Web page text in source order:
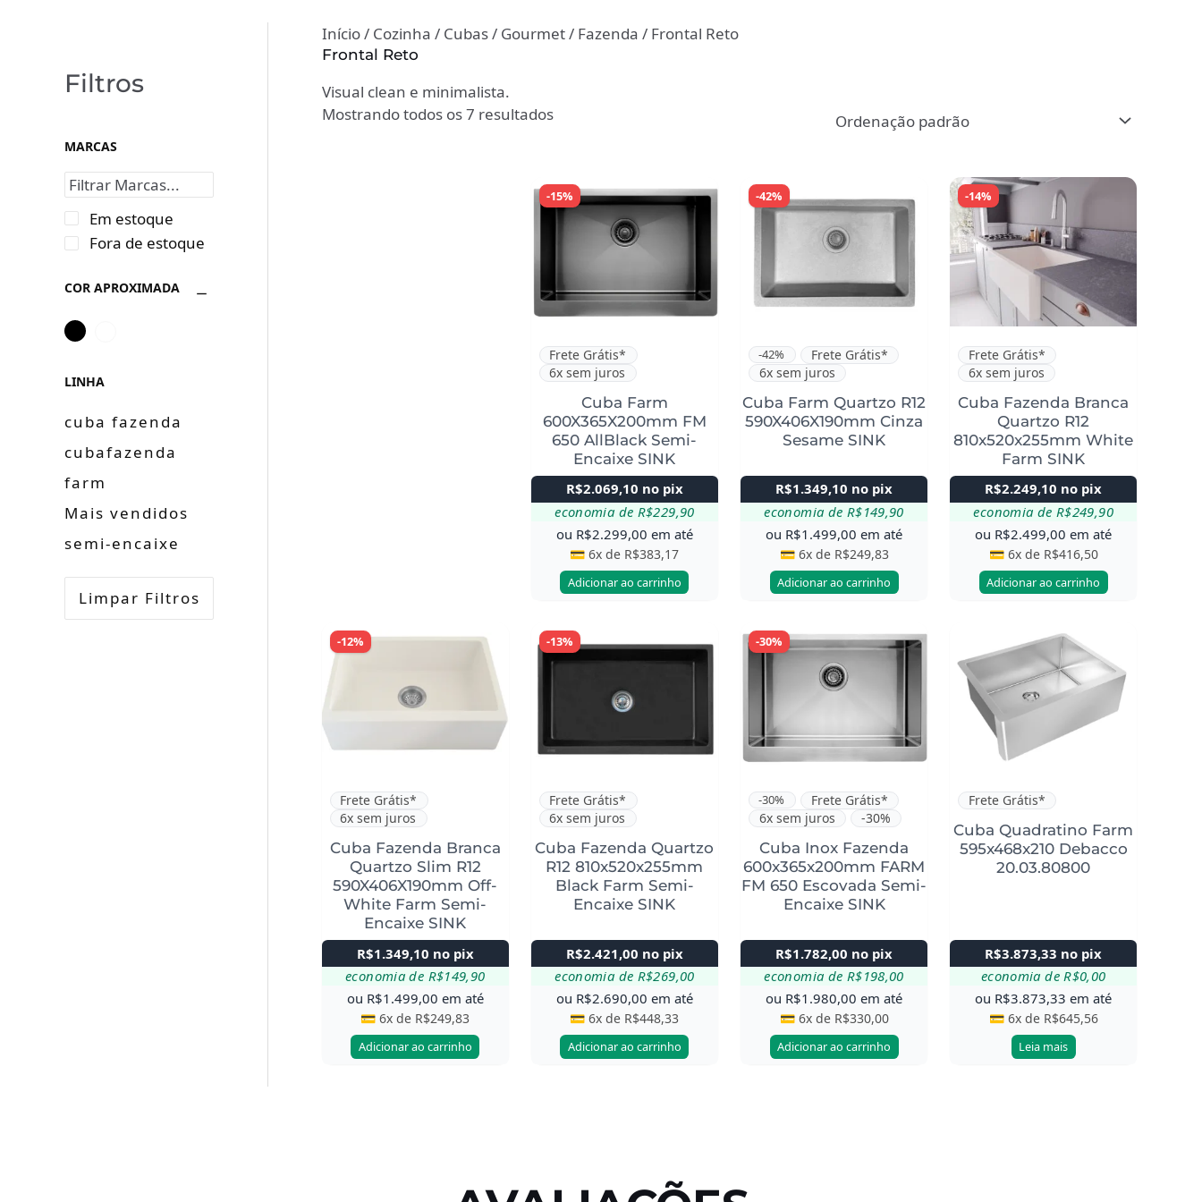
Filtros
MARCAS
Em estoque
Fora de estoque
COR APROXIMADA
LINHA
cuba fazenda
cubafazenda
farm
Mais vendidos
semi-encaixe
Limpar Filtros
Início/ Cozinha / Cubas/ Gourmet/ Fazenda / Frontal Reto
Frontal Reto
Visual clean e minimalista.
Mostrando todos os 7 resultados
-15%
Frete Grátis*
6x sem juros
Cuba Farm
600X365X200mm FM
650 AllBlack Semi-
Encaixe SINK
R$2.069,10 no pix
economia de R$229,90
ou R$2.299,00 em até
💳 6x de R$383,17
Adicionar ao carrinho
-42%
-42%
Frete Grátis*
6x sem juros
Cuba Farm Quartzo R12
590X406X190mm Cinza
Sesame SINK
R$1.349,10 no pix
economia de R$149,90
ou R$1.499,00 em até
💳 6x de R$249,83
Adicionar ao carrinho
-14%
Frete Grátis*
6x sem juros
Cuba Fazenda Branca
Quartzo R12
810x520x255mm White
Farm SINK
R$2.249,10 no pix
economia de R$249,90
ou R$2.499,00 em até
💳 6x de R$416,50
Adicionar ao carrinho
-12%
Frete Grátis*
6x sem juros
Cuba Fazenda Branca
Quartzo Slim R12
590X406X190mm Off-
White Farm Semi-
Encaixe SINK
R$1.349,10 no pix
economia de R$149,90
ou R$1.499,00 em até
💳 6x de R$249,83
Adicionar ao carrinho
-13%
Frete Grátis*
6x sem juros
Cuba Fazenda Quartzo
R12 810x520x255mm
Black Farm Semi-
Encaixe SINK
R$2.421,00 no pix
economia de R$269,00
ou R$2.690,00 em até
💳 6x de R$448,33
Adicionar ao carrinho
-30%
-30%
Frete Grátis*
6x sem juros
-30%
Cuba Inox Fazenda
600x365x200mm FARM
FM 650 Escovada Semi-
Encaixe SINK
R$1.782,00 no pix
economia de R$198,00
ou R$1.980,00 em até
💳 6x de R$330,00
Adicionar ao carrinho
Frete Grátis*
Cuba Quadratino Farm
595x468x210 Debacco
20.03.80800
R$3.873,33 no pix
economia de R$0,00
ou R$3.873,33 em até
💳 6x de R$645,56
Leia mais